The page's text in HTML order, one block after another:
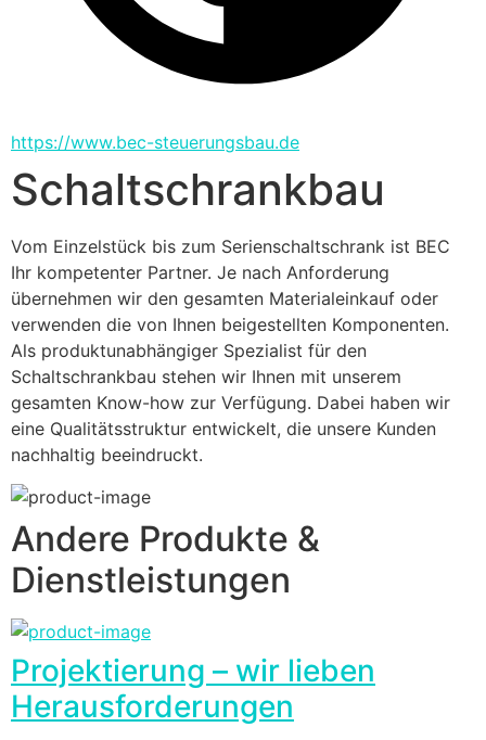
https://www.bec-steuerungsbau.de
Schaltschrankbau
Vom Einzelstück bis zum Serienschaltschrank ist BEC
Ihr kompetenter Partner. Je nach Anforderung
übernehmen wir den gesamten Materialeinkauf oder
verwenden die von Ihnen beigestellten Komponenten.
Als produktunabhängiger Spezialist für den
Schaltschrankbau stehen wir Ihnen mit unserem
gesamten Know-how zur Verfügung. Dabei haben wir
eine Qualitätsstruktur entwickelt, die unsere Kunden
nachhaltig beeindruckt.
Andere Produkte &
Dienstleistungen
Projektierung – wir lieben
Herausforderungen